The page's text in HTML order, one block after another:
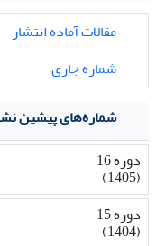
مقالات آماده انتشار
شماره جاری
شماره‌های پیشین
دوره 16
(1405)
دوره 15
(1404)